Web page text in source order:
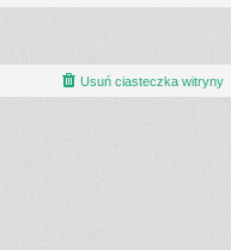
Usuń ciasteczka witryny